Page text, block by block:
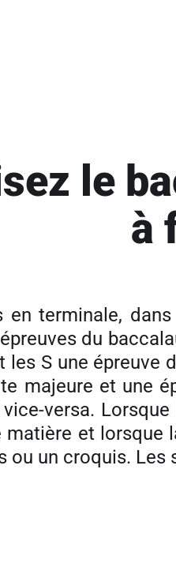
le
à
en terminale,
du
les S une épreuve
majeure et une
versa.
et lorsque
ou un croquis. Les